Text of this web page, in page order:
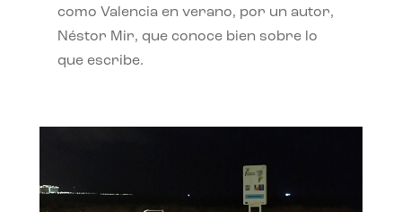
como Valencia en verano, por un autor,
Néstor Mir, que conoce bien sobre lo
que escribe.